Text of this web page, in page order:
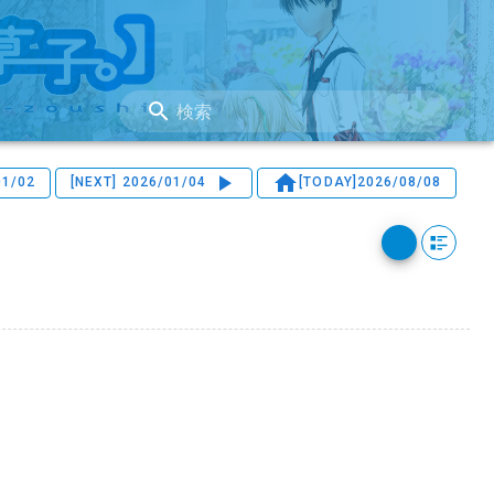
検索
02 [NEXT] 2026/01/04 [TODAY] 2026/08/08